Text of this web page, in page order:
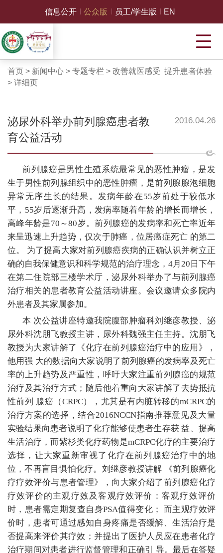
信息公开 公众版 员工/学生版 EN
首页 > 新闻中心> 专题专栏 > 改善就医感受 提升患者体验
> 详细页
泌尿外科举办前列腺癌患者教
育公益活动
2016.04.26
前列腺癌是男性生殖系统最常见的恶性肿瘤，是发
生于男性前列腺组织中的恶性肿瘤，是前列腺腺泡细胞
异常无序生长的结果。发病年龄在55岁前处于较低水
平，55岁后逐渐升高，发病率随着年龄的增长而增长，
高峰年龄是70～80岁。前列腺癌的发病率和死亡率近年
来呈迅速上升趋势，仅次于肺癌，位居癌症死亡 的第二
位。 为了提高大家对前列腺癌疾病的正确认识并树立正
确的自我保健意识和科学规范的治疗理念，4月20日下午
在第二住院部三楼学术厅，泌尿外科举办了与前列腺癌
治疗相关的患者教育公益活动讲座。会议邀请众多院内
外患者及其家属参加。
本 次公益讲座特邀我院腹部肿瘤科刘继彦教授、泌
尿外科沈朋飞教授主讲，尿外科魏强主任主持。沈朋飞
教授为大家讲解了《化疗在前列腺癌治疗中的应用》，
他用强 大的数据向大家说明了前列腺癌的发病率及死亡
率的上升趋势及严重性，呼吁大家注重前列腺癌的规范
治疗及其治疗方式；随后他着重向大家讲解了去势抵抗
性前列 腺癌（CRPC），尤其是有内脏转移的mCRPC的
治疗方案的选择，结合2016NCCN指南推荐意见及大量
实验结果向患者说明了化疗能够使患者生存获 益、提高
生活治疗，而紫杉类化疗药物是mCRPC化疗的主要治疗
选择，让大家重新审视了化疗在前列腺癌治疗中的地
位，不再盲目惧怕化疗。刘继彦教授讲解 《前列腺癌化
疗疗效评价与患者管理》，向大家介绍了前列腺癌化疗
疗效评价的主观疗效及客观疗效评价：客观疗效评价
时，患者需定期复查自身PSA值得变化； 而主观疗效评
价时，患者可通过感知自身疼痛是否缓解、生活治疗是
否提高来评价其疗效；并提出了医护人员应在患者化疗
治疗期间对患者进行监督管理和正确引 导。最后在答疑